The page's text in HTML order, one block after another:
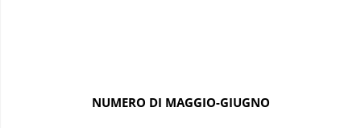
NUMERO DI MAGGIO-GIUGNO